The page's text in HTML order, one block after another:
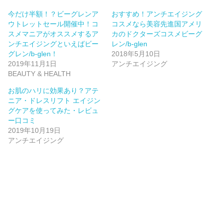
今だけ半額！？ビーグレンア
ウトレットセール開催中！コ
スメマニアがオススメするア
ンチエイジングといえばビー
グレン/b-glen！
2019年11月1日
BEAUTY & HEALTH
おすすめ！アンチエイジング
コスメなら美容先進国アメリ
カのドクターズコスメビーグ
レン/b-glen
2018年5月10日
アンチエイジング
お肌のハリに効果あり？アテ
ニア・ドレスリフト エイジン
グケアを使ってみた・レビュ
ー口コミ
2019年10月19日
アンチエイジング